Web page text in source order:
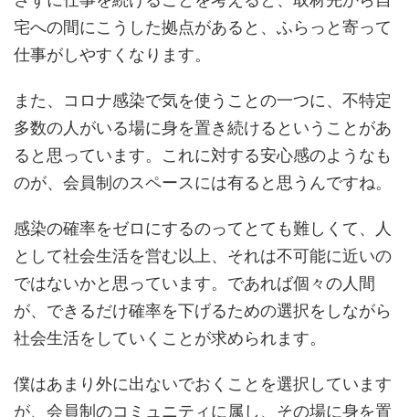
宅への間にこうした拠点があると、ふらっと寄って
仕事がしやすくなります。
また、コロナ感染で気を使うことの一つに、不特定
多数の人がいる場に身を置き続けるということがあ
ると思っています。これに対する安心感のようなも
のが、会員制のスペースには有ると思うんですね。
感染の確率をゼロにするのってとても難しくて、人
として社会生活を営む以上、それは不可能に近いの
ではないかと思っています。であれば個々の人間
が、できるだけ確率を下げるための選択をしながら
社会生活をしていくことが求められます。
僕はあまり外に出ないでおくことを選択しています
が、会員制のコミュニティに属し、その場に身を置